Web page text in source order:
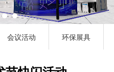
会议活动 环保展具